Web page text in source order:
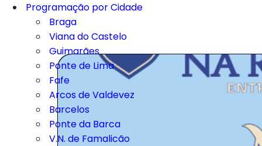
Programação por Cidade
Braga
Viana do Castelo
Guimarães
Ponte de Lima
Fafe
Arcos de Valdevez
Barcelos
Ponte da Barca
V.N. de Famalicão